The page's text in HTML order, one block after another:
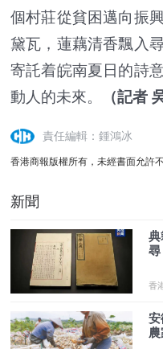
個村莊從貧困邁向振
黛瓦，蓮藕清香飄入
寄託着皖南夏日的詩
動人的未來。
（記者
責任編輯：鍾鴻冰
香港商報版權所有，未經書面允許不
新聞
典
尋
香
安